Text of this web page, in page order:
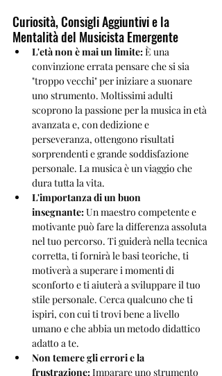
Curiosità, Consigli Aggiuntivi e la
Mentalità del Musicista Emergente
L'età non è mai un limite: È una
convinzione errata pensare che si sia
"troppo vecchi" per iniziare a suonare
uno strumento. Moltissimi adulti
scoprono la passione per la musica in età
avanzata e, con dedizione e
perseveranza, ottengono risultati
sorprendenti e grande soddisfazione
personale. La musica è un viaggio che
dura tutta la vita.
L'importanza di un buon
insegnante: Un maestro competente e
motivante può fare la differenza assoluta
nel tuo percorso. Ti guiderà nella tecnica
corretta, ti fornirà le basi teoriche, ti
motiverà a superare i momenti di
sconforto e ti aiuterà a sviluppare il tuo
stile personale. Cerca qualcuno che ti
ispiri, con cui ti trovi bene a livello
umano e che abbia un metodo didattico
adatto a te.
Non temere gli errori e la
frustrazione: Imparare uno strumento